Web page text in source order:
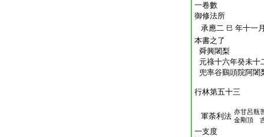
一卷數
御修法所
承應二 巳 年十一
本書之了
舜興闍梨
元祿十六年癸未十
兜率谷鷄頭院阿闍
行林第五十三
軍荼利法 亦甘呂瓶
金剛頂
一支度